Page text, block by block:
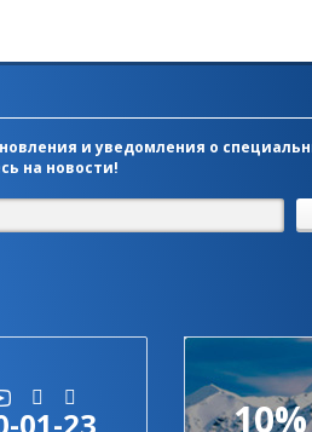
и уведомления о
на новости!